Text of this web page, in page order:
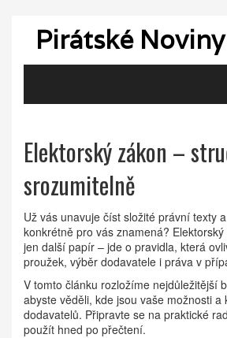
Pirátské Noviny
Elektorský zákon –
srozumitelně
Už vás unavuje číst složité právní texty
konkrétně pro vás znamená?
jen další papír – jde o pravidla, která
proužek, výběr dodavatele i práva v
V tomto článku rozložíme nejdůležitější
abyste věděli, kde jsou vaše možnosti a
dodavatelů. Připravte se na praktické
použít hned po přečtení.